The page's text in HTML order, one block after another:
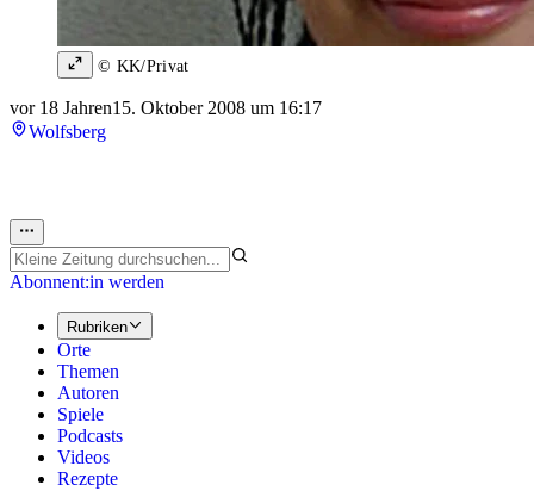
© KK/Privat
vor 18 Jahren15. Oktober 2008 um 16:17
Wolfsberg
Abonnent:in werden
Rubriken
Orte
Themen
Autoren
Spiele
Podcasts
Videos
Rezepte